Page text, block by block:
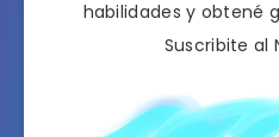
habilidades y obtené
Suscribite al